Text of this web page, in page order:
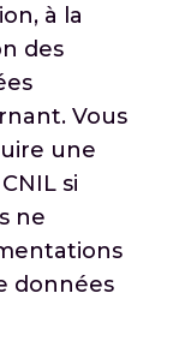
à la
des
Vous
une
si
ne
données